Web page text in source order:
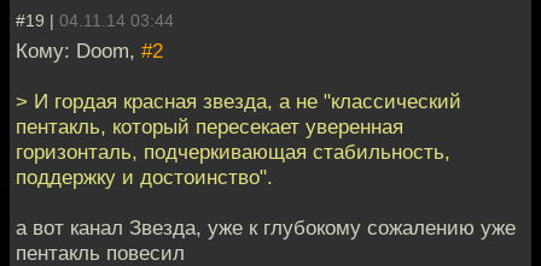
#19 | 04.11.14 03:44
Кому: Doom, #2
> И гордая красная звезда, а не "классический
пентакль, который пересекает уверенная
горизонталь, подчеркивающая стабильность,
поддержку и достоинство".
а вот канал Звезда, уже к глубокому сожалению уже
пентакль повесил